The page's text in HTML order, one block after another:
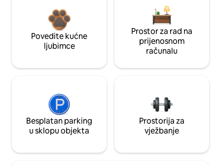
Povedite kućne
ljubimce
Prostor za rad na
prijenosnom
računalu
Besplatan parking
u sklopu objekta
Prostorija za
vježbanje